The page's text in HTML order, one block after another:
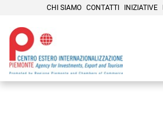
CHI SIAMO CONTATTI INIZIATIVE